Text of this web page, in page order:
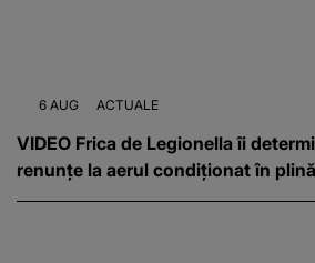
6 AUG ACTUALE
VIDEO Frica de Legionella îi
renunțe la aerul condiționat în